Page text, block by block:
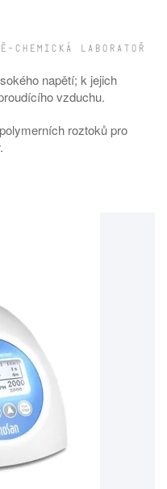
LABORATOŘ
napětí; k jejich
vzduchu.
roztoků pro